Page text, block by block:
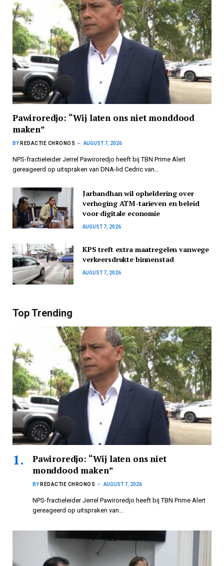
Pawiroredjo: “Wij laten ons niet monddood
maken”
BY REDACTIE CHRONOS AUGUST 7, 2026
NPS-fractieleider Jerrel Pawiroredjo heeft bij TBN Prime Alert
gereageerd op uitspraken van DNA-lid Cedric van…
Jarbandhan wil opheldering over
verhoging ATM-tarieven en beleid
voor digitale economie
AUGUST 7, 2026
KPS treft extra maatregelen vanwege
verkeersdrukte binnenstad
AUGUST 7, 2026
Top Trending
Pawiroredjo: “Wij laten ons niet
monddood maken”
BY REDACTIE CHRONOS AUGUST 7, 2026
NPS-fractieleider Jerrel Pawiroredjo heeft bij TBN Prime Alert
gereageerd op uitspraken van…